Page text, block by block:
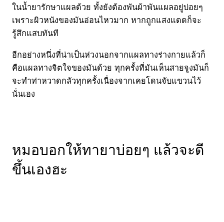
ในน้ำยารักษาแผลด้วย ทั้งยังต้องพันผ้าพันแผลอยู่บ่อยๆ
เพราะผิวหนังของมันอ่อนไหวมาก หากถูกแสงแดดก็จะ
รู้สึกแสบทันที
อีกอย่างหนึ่งที่น่าเป็นห่วงนอกจากแผลทางร่างกายแล้วก็
คือแผลทางจิตใจของมันด้วย ทุกครั้งที่มันเห็นสายจูงมันก็
จะทำท่าหวาดกลัวทุกครั้งเนื่องจากเคยโดนจับแขวนไว้
นั่นเอง
หมอบอกให้ทายาบ่อยๆ แล้วจะดี
ขึ้นเองฮะ